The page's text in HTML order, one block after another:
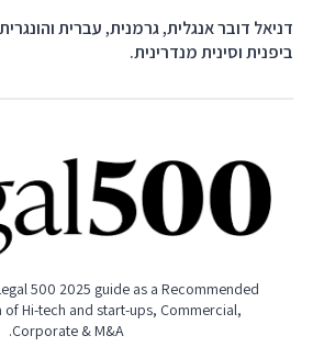
דניאל דובר אנגלית, גרמנית, עברית
ביפנית וסינית מנדרינית.
500 2025 guide as a Recommended
of Hi-tech and start-ups, Commercial,
Corporate & M&A.